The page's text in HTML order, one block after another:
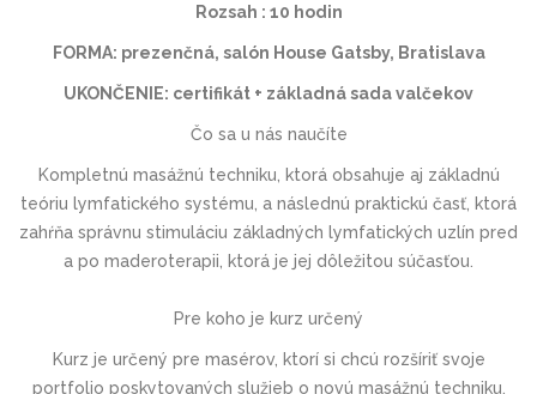
Rozsah : 10 hodin
FORMA: prezenčná, salón House Gatsby, Bratislava
UKONČENIE: certifikát + základná sada valčekov
Čo sa u nás naučíte
Kompletnú masážnú techniku, ktorá obsahuje aj základnú
teóriu lymfatického systému, a následnú praktickú časť, ktorá
zahŕňa správnu stimuláciu základných lymfatických uzlín pred
a po maderoterapii, ktorá je jej dôležitou súčasťou.
Pre koho je kurz určený
Kurz je určený pre masérov, ktorí si chcú rozšíriť svoje
portfolio poskytovaných služieb o novú masážnú techniku.